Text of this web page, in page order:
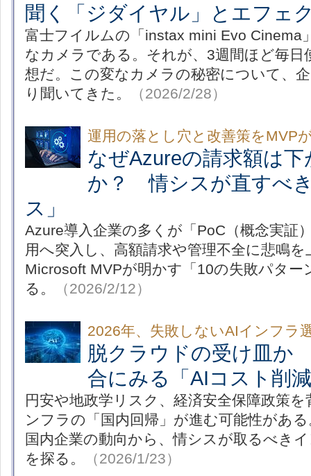
聞く「ジダイヤル」とエフェ
富士フイルムの「instax mini Evo Cinema
なカメラである。それが、3週間ほど毎日
想だ。この変なカメラの秘密について、
り聞いてきた。
（2026/2/28）
運用の落とし穴と改善策をMVP
なぜAzureの請求額は
か？ 情シスが直すべ
ス」
Azure導入企業の多くが「PoC（概念実証
用へ突入し、高額請求や管理不全に悲鳴
Microsoft MVPが明かす「10の失敗パター
る。
（2026/2/12）
2026年、失敗しないAIインフラ
脱クラウドの受け皿か
合にみる「AIコスト削
円安や地政学リスク、経済安全保障政策
ンフラの「国内回帰」が進む可能性があ
国内企業の動向から、情シスが取るべき
を探る。
（2026/1/23）